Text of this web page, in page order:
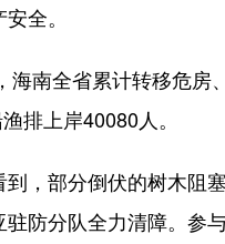
全。
南全省累计转移危房
排上岸40080人。
部分倒伏的树木阻
防分队全力清障。参